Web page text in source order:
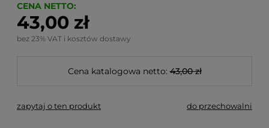
CENA NETTO:
43,00 zł
bez 23% VAT i kosztów dostawy
Cena katalogowa netto: 43,00 zł
zapytaj o ten produkt do przechowalni